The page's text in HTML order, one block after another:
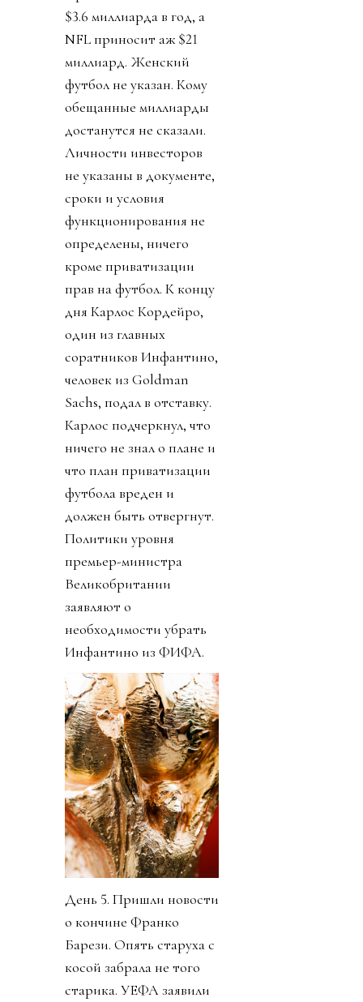
$3.6 миллиарда в год, а
NFL приносит аж $21
миллиард. Женский
футбол не указан. Кому
обещанные миллиарды
достанутся не сказали.
Личности инвесторов
не указаны в документе,
сроки и условия
функционирования не
определены, ничего
кроме приватизации
прав на футбол. К концу
дня Карлос Кордейро,
один из главных
соратников Инфантино,
человек из Goldman
Sachs, подал в отставку.
Карлос подчеркнул, что
ничего не знал о плане и
что план приватизации
футбола вреден и
должен быть отвергнут.
Политики уровня
премьер-министра
Великобритании
заявляют о
необходимости убрать
Инфантино из ФИФА.
День 5. Пришли новости
о кончине Франко
Барези. Опять старуха с
косой забрала не того
старика. УЕФА заявили